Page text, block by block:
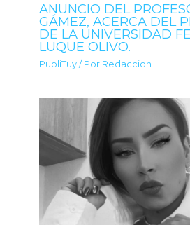
ANUNCIO DEL
GÁMEZ, ACERCA DEL
DE LA UNIVERSIDAD
LUQUE OLIVO.
PubliTuy / Por Redaccion